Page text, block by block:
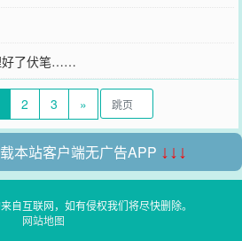
好了伏笔……
2 3 »
本站客户端无广告APP ↓↓↓
自互联网，如有侵权我们将尽快删除。
网站地图